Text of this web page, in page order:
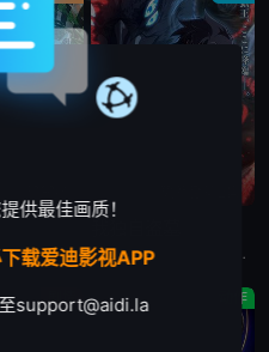
日韩动漫《日本三国》又名：日本三國，讲述了：令和末期，日本因全球核战影响走向衰败，大量难民涌入，更严重的病毒、大地震、苛政与饥荒接连发生，引发民众暴动，国家体制崩溃，人口锐减至原来的十分之一以下，文明 日韩动漫《我独自盗墓》又名：盗墓王,盗掘王,Tomb Raider King,トウクツオウ,도굴왕，讲述了：2025年，世界各处惊现古墓，获得墓中“宝物”之人便能获得先人的异能，全世界为获得宝物而疯狂
剧情 动作
供最佳画质！
载爱迪影视APP
support@aidi.la